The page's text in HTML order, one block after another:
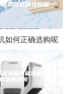
如何正确选购呢